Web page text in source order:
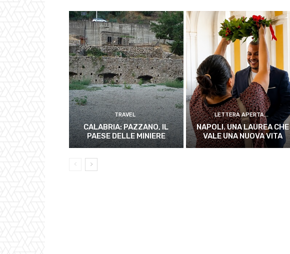
TRAVEL
CALABRIA: PAZZANO, IL
PAESE DELLE MINIERE
LETTERA APERTA...
NAPOLI. UNA LAUREA CHE
VALE UNA NUOVA VITA